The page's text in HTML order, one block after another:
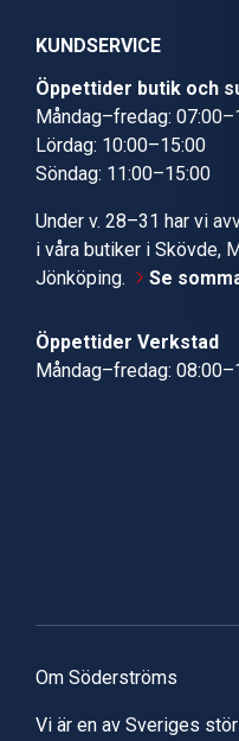
KUNDSERVICE
Öppettider butik och
Måndag–fredag:
Lördag: 10:00–15:00
Söndag: 11:00–15:00
Under v. 28–31 har vi
i våra butiker i Skövde,
Jönköping.
Se
Öppettider Verkstad
Måndag–fredag:
Om Söderströms
Vi är en av Sveriges